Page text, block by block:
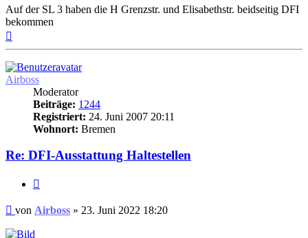
Auf der SL 3 haben die H Grenzstr. und Elisabethstr. beidseitig DFI
bekommen
Airboss
Moderator
Beiträge: 1244
Registriert: 24. Juni 2007 20:11
Wohnort: Bremen
Re: DFI-Ausstattung Haltestellen
Ungelesener
von Airboss » 23. Juni 2022 18:20